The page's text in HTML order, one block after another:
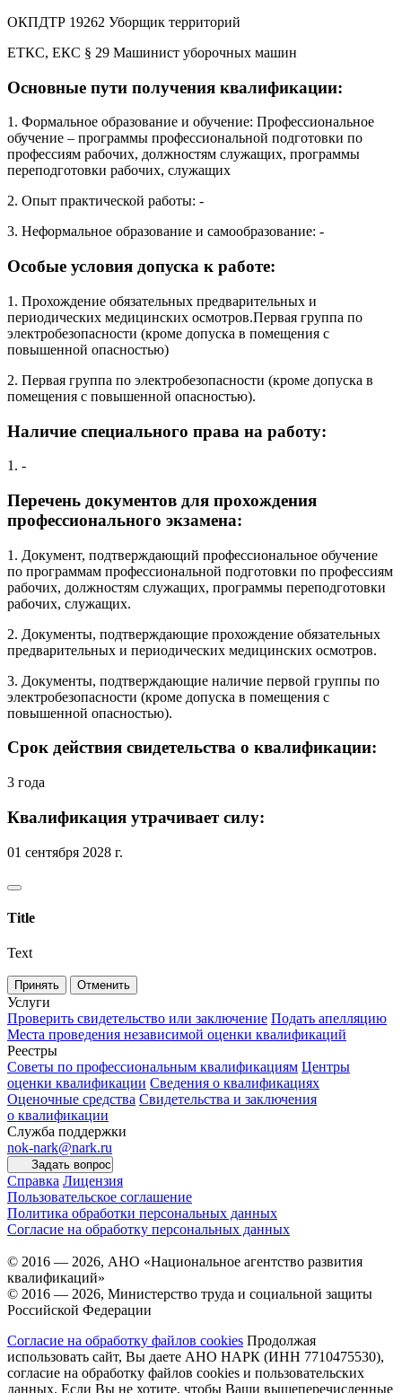
ОКПДТР 19262 Уборщик территорий
ЕТКС, ЕКС § 29 Машинист уборочных машин
Основные пути получения квалификации:
1. Формальное образование и обучение: Профессиональное
обучение – программы профессиональной подготовки по
профессиям рабочих, должностям служащих, программы
переподготовки рабочих, служащих
2. Опыт практической работы: -
3. Неформальное образование и самообразование: -
Особые условия допуска к работе:
1. Прохождение обязательных предварительных и
периодических медицинских осмотров.Первая группа по
электробезопасности (кроме допуска в помещения с
повышенной опасностью)
2. Первая группа по электробезопасности (кроме допуска в
помещения с повышенной опасностью).
Наличие специального права на работу:
1. -
Перечень документов для прохождения
профессионального экзамена:
1. Документ, подтверждающий профессиональное обучение
по программам профессиональной подготовки по профессиям
рабочих, должностям служащих, программы переподготовки
рабочих, служащих.
2. Документы, подтверждающие прохождение обязательных
предварительных и периодических медицинских осмотров.
3. Документы, подтверждающие наличие первой группы по
электробезопасности (кроме допуска в помещения с
повышенной опасностью).
Срок действия свидетельства о квалификации:
3 года
Квалификация утрачивает силу:
01 сентября 2028 г.
Title
Text
Принять Отменить
Услуги
Проверить свидетельство или заключение Подать апелляцию
Места проведения независимой оценки квалификаций
Реестры
Советы по профессиональным квалификациям Центры
оценки квалификации Сведения о квалификациях
Оценочные средства Свидетельства и заключения
о квалификации
Служба поддержки
nok-nark@nark.ru
Задать вопрос
Справка Лицензия
Пользовательское соглашение
Политика обработки персональных данных
Согласие на обработку персональных данных
© 2016 — 2026, АНО «Национальное агентство развития
квалификаций»
© 2016 — 2026, Министерство труда и социальной защиты
Российской Федерации
Согласие на обработку файлов cookies Продолжая
использовать сайт, Вы даете АНО НАРК (ИНН 7710475530),
согласие на обработку файлов cookies и пользовательских
данных. Если Вы не хотите, чтобы Ваши вышеперечисленные